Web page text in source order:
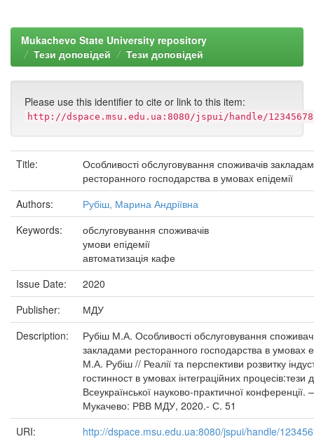
Mukachevo State University repository
Тези доповідей
Тези доповідей
Please use this identifier to cite or link to this item:
http://dspace.msu.edu.ua:8080/jspui/handle/
Title:
Особливості обслуговування споживачів
ресторанного господарства в умовах епідемії
Authors:
Рубіш, Марина Андріївна
Keywords:
обслуговування споживачів
умови епідемії
автоматизація кафе
Issue Date:
2020
Publisher:
МДУ
Description:
Рубіш М.А. Особливості обслуговування
закладами ресторанного господарства в умовах
М.А. Рубіш // Реалії та перспективи розвитку
гостинност в умовах інтеграційних процесів:тези
Всеукраїнської науково-практичної конференції. –
Мукачево: РВВ МДУ, 2020.- С. 51
URI:
http://dspace.msu.edu.ua:8080/jspui/handle/